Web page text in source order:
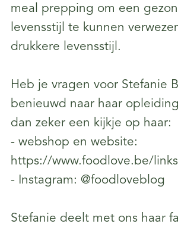
meal prepping om een
levensstijl te kunnen
drukkere levensstijl.
Heb je vragen voor Stefanie
benieuwd naar haar
dan zeker een kijkje op haar:
- ⁠webshop⁠ en website:
https://www.foodlove.be/links
- ⁠Instagram⁠: @foodloveblog
Stefanie deelt met ons haar